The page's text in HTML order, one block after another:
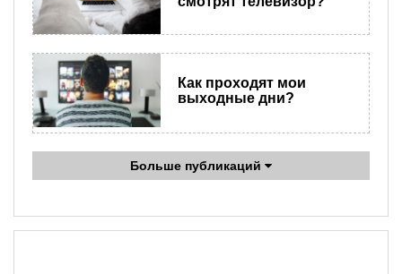
Как проходят мои
выходные дни?
Больше публикаций